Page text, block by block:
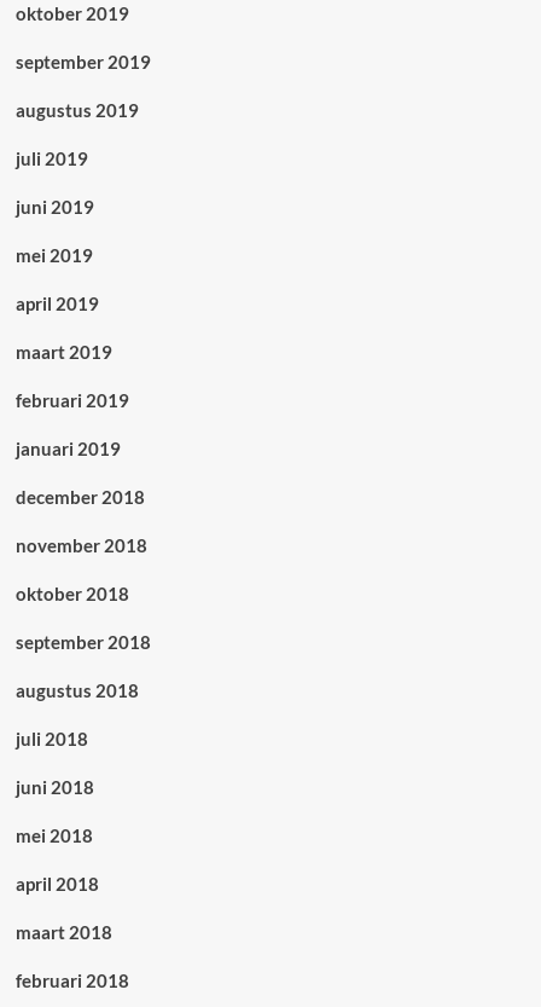
oktober 2019
september 2019
augustus 2019
juli 2019
juni 2019
mei 2019
april 2019
maart 2019
februari 2019
januari 2019
december 2018
november 2018
oktober 2018
september 2018
augustus 2018
juli 2018
juni 2018
mei 2018
april 2018
maart 2018
februari 2018